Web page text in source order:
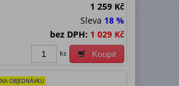
1 259 Kč
Sleva 18 %
bez DPH: 1 029 Kč
Koupit
ks
NA OBJEDNÁVKU